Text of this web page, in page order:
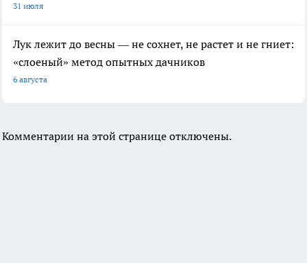
31 июля
Лук лежит до весны — не сохнет, не растет и не гниет:
«слоеный» метод опытных дачников
6 августа
Комментарии на этой странице отключены.